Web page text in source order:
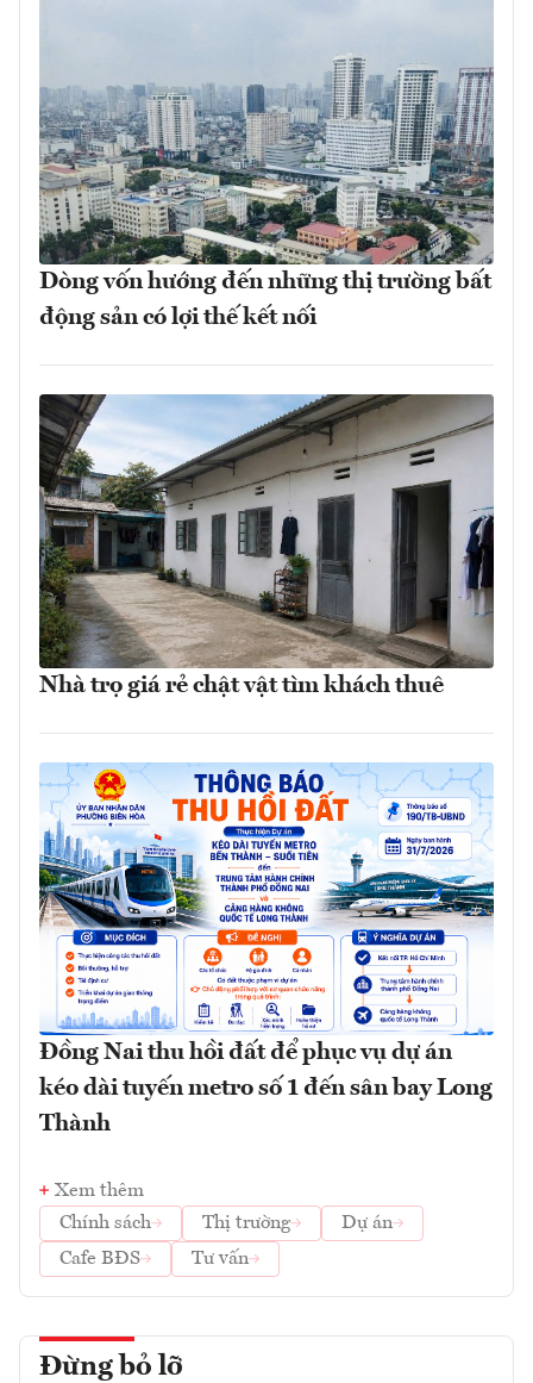
Dòng vốn hướng đến những thị trường bất
động sản có lợi thế kết nối
Nhà trọ giá rẻ chật vật tìm khách thuê
Đồng Nai thu hồi đất để phục vụ dự án
kéo dài tuyến metro số 1 đến sân bay Long
Thành
Xem thêm
Chính sách
Thị trường
Dự án
Cafe BĐS
Tư vấn
Đừng bỏ lỡ